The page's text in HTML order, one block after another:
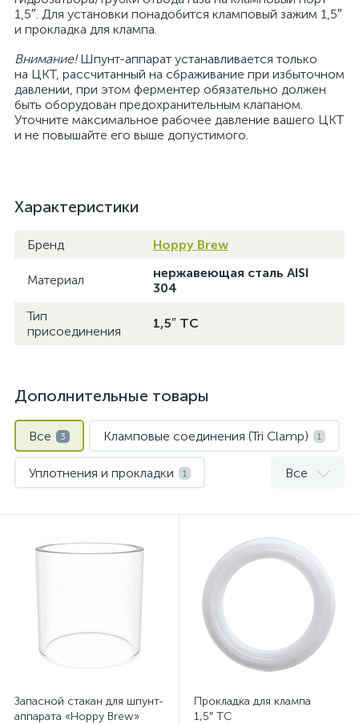
1,5″. Для установки понадобится кламповый зажим 1,5″
и прокладка для клампа.
Внимание!Шпунт-аппарат устанавливается только
на ЦКТ, рассчитанный на сбраживание при избыточном
давлении, при этом ферментер обязательно должен
быть оборудован предохранительным клапаном.
Уточните максимальное рабочее давление вашего ЦКТ
и не повышайте его выше допустимого.
Характеристики
Бренд Hoppy Brew
Материал
нержавеющая сталь AISI
304
Тип
присоединения
1,5″ TC
Дополнительные товары
Все 3 Кламповые соединения (Tri Clamp) 1
Уплотнения и прокладки 1 Все
Запасной стакан для шпунт-
аппарата «Hoppy Brew»
Прокладка для клампа
1,5″ TC